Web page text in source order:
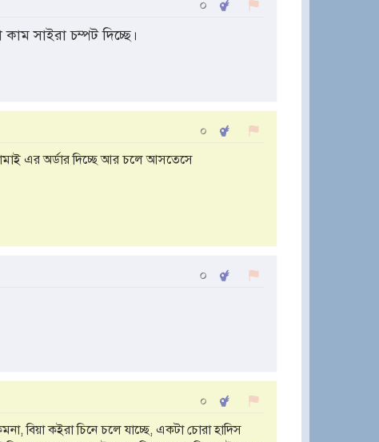
০
সাইরা চম্পট দিচ্ছে।
০
এর অর্ডার দিচ্ছে আর চলে আসতেসে
০
০
বিয়া কইরা চিনে চলে যাচ্ছে, একটা চোরা হাদিস